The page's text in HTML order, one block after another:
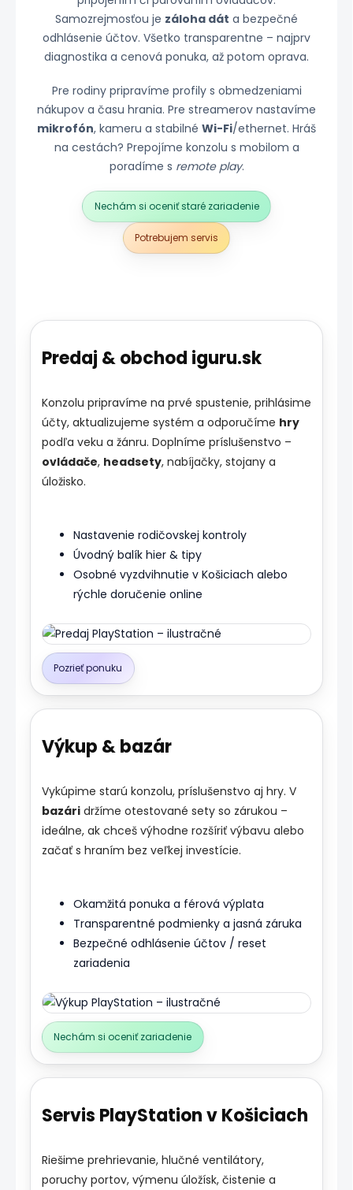
Samozrejmosťou je záloha dát a bezpečné
odhlásenie účtov. Všetko transparentne – najprv
diagnostika a cenová ponuka, až potom oprava.
Pre rodiny pripravíme profily s obmedzeniami
nákupov a času hrania. Pre streamerov nastavíme
mikrofón, kameru a stabilné Wi-Fi/ethernet. Hráš
na cestách? Prepojíme konzolu s mobilom a
poradíme s remote play.
Nechám si oceniť staré zariadenie
Potrebujem servis
Predaj & obchod iguru.sk
Konzolu pripravíme na prvé spustenie, prihlásime
účty, aktualizujeme systém a odporučíme hry
podľa veku a žánru. Doplníme príslušenstvo –
ovládače, headsety, nabíjačky, stojany a
úložisko.
Nastavenie rodičovskej kontroly
Úvodný balík hier & tipy
Osobné vyzdvihnutie v Košiciach alebo
rýchle doručenie online
Pozrieť ponuku
Výkup & bazár
Vykúpime starú konzolu, príslušenstvo aj hry. V
bazáridržíme otestované sety so zárukou –
ideálne, ak chceš výhodne rozšíriť výbavu alebo
začať s hraním bez veľkej investície.
Okamžitá ponuka a férová výplata
Transparentné podmienky a jasná záruka
Bezpečné odhlásenie účtov / reset
zariadenia
Nechám si oceniť zariadenie
Servis PlayStation v Košiciach
Riešime prehrievanie, hlučné ventilátory,
poruchy portov, výmenu úložísk, čistenie a